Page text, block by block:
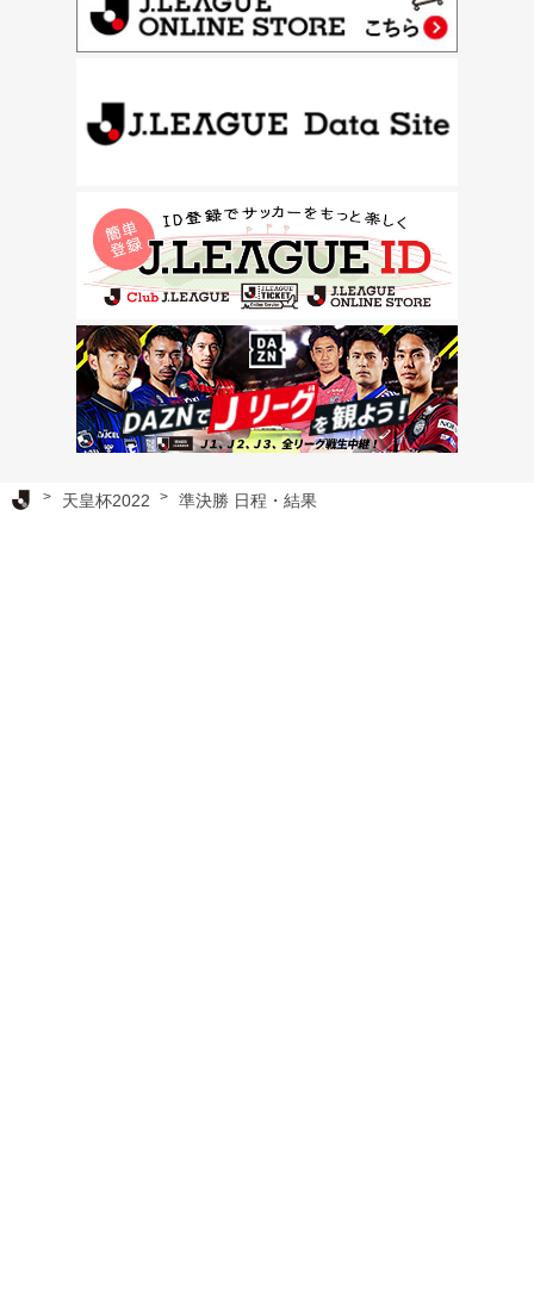
Ｊリーグ TOP
天皇杯2022 準決勝 日程・結果